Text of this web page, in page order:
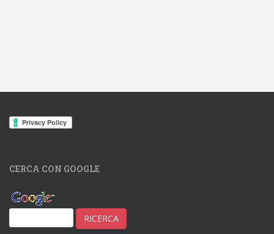
CERCA CON GOOGLE